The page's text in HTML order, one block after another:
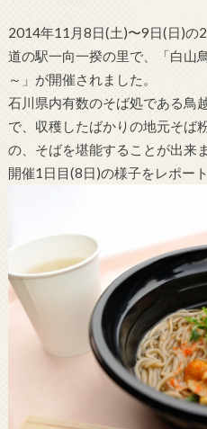
2014年11月8日(土)〜9日(日)の
道の駅一向一揆の里で、「白山
～」が開催されました。
石川県内有数のそば処である鳥
で、収穫したばかりの地元そば
の、そばを堪能することが出来ま
開催1日目(8日)の様子をレポート